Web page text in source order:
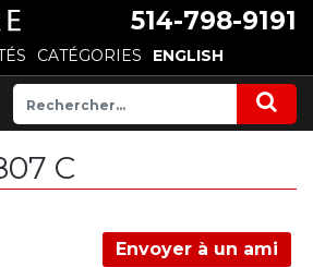
514-798-9191
CATÉGORIES ENGLISH
C
Envoyer à un ami